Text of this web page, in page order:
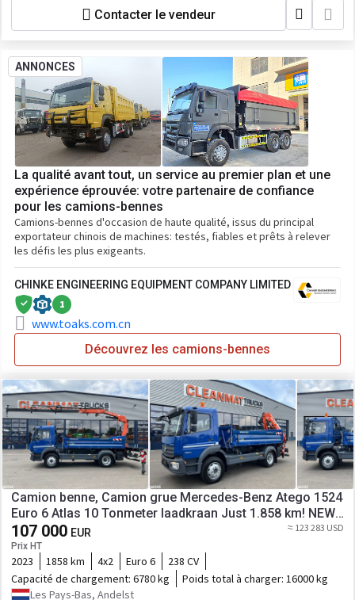
Contacter le vendeur
ANNONCES
La qualité avant tout, un service au premier plan et une
expérience éprouvée: votre partenaire de confiance
pour les camions-bennes
Camions-bennes d'occasion de haute qualité, issus du principal
exportateur chinois de machines: testés, fiables et prêts à relever
les défis les plus exigeants.
CHINKE ENGINEERING EQUIPMENT COMPANY LIMITED
1
www.toaks.com.cn
Découvrez les camions-bennes
Camion benne, Camion grue Mercedes-Benz Atego 1524
Euro 6 Atlas 10 Tonmeter laadkraan Just 1.858 km! NEW
& UNUSED!
107 000 EUR
Prix HT
≈ 123 283 USD
2023 1858 km 4x2 Euro 6
238 CV
Capacité de chargement: 6780 kg Poids total à charger: 16000 kg
Les Pays-Bas, Andelst